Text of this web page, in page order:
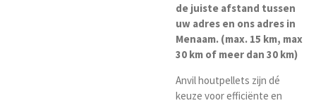
de juiste afstand tussen
uw adres en ons adres in
Menaam. (max. 15 km, max
30 km of meer dan 30 km)
Anvil houtpellets zijn dé
keuze voor efficiënte en